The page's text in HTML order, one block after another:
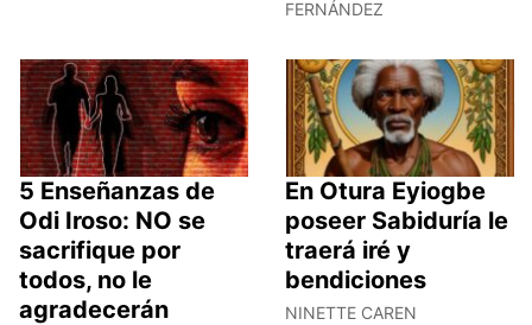
FERNÁNDEZ
5 Enseñanzas de
Odi Iroso: NO se
sacrifique por
todos, no le
agradecerán
En Otura Eyiogbe
poseer Sabiduría le
traerá iré y
bendiciones
NINETTE CAREN